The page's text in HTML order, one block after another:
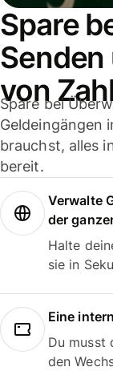
Spare
von
Spare bei
Geldeingängen
brauchst, alles
bereit.
Verwalte
der
Halte
sie in
Eine
Du musst
den